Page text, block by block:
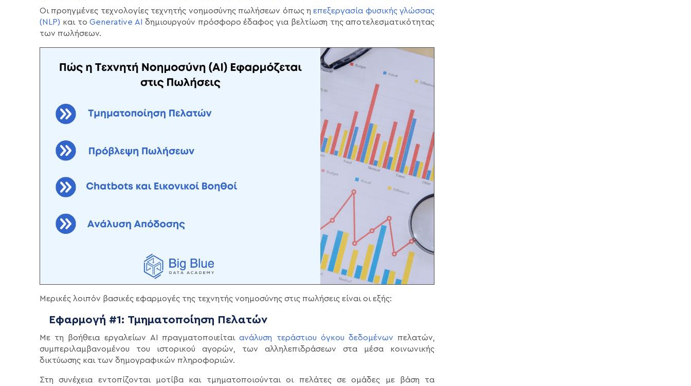
Οι προηγμένες τεχνολογίες τεχνητής νοημοσύνης πωλήσεων όπως ηεπεξεργασία φυσικής γλώσσας
(NLP) και τοGenerative AI
δημιουργούν πρόσφορο έδαφος για βελτίωση της αποτελεσματικότητας
των πωλήσεων.
Μερικές λοιπόν βασικές εφαρμογές της τεχνητής νοημοσύνης στις πωλήσεις είναι οι εξής:
Εφαρμογή #1: Τμηματοποίηση Πελατών
Με τη βοήθεια εργαλείων AI πραγματοποιείταιανάλυση τεράστιου όγκου δεδομένων πελατών,
συμπεριλαμβανομένου του ιστορικού αγορών, των αλληλεπιδράσεων στα μέσα κοινωνικής
δικτύωσης και των δημογραφικών πληροφοριών.
Στη συνέχεια εντοπίζονται μοτίβα και τμηματοποιούνται οι πελάτες σε ομάδες με βάση τα